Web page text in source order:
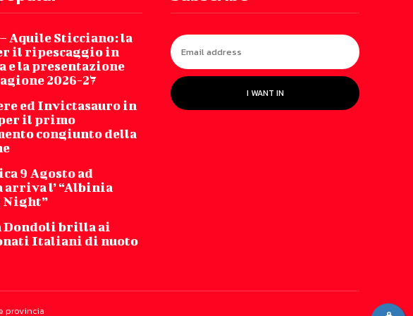
Aquile Sticciano: la
il ripescaggio in
e la presentazione
2026-27
ed Invictasauro in
il primo
congiunto della
9 Agosto ad
l’ “Albinia
Night”
Dondoli brilla ai
Italiani di nuoto
I WANT IN
provincia